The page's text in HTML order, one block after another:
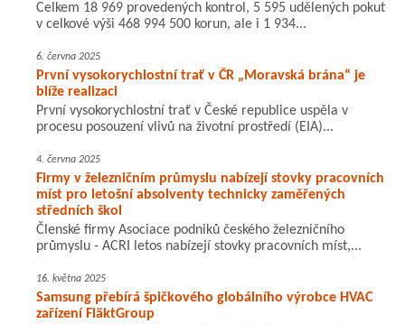
Celkem 18 969 provedených kontrol, 5 595 udělených pokut
v celkové výši 468 994 500 korun, ale i 1 934...
6. června 2025
První vysokorychlostní trať v ČR „Moravská brána“ je
blíže realizaci
První vysokorychlostní trať v České republice uspěla v
procesu posouzení vlivů na životní prostředí (EIA)...
4. června 2025
Firmy v železničním průmyslu nabízejí stovky pracovních
míst pro letošní absolventy technicky zaměřených
středních škol
Členské firmy Asociace podniků českého železničního
průmyslu - ACRI letos nabízejí stovky pracovních míst,...
16. května 2025
Samsung přebírá špičkového globálního výrobce HVAC
zařízení FläktGroup